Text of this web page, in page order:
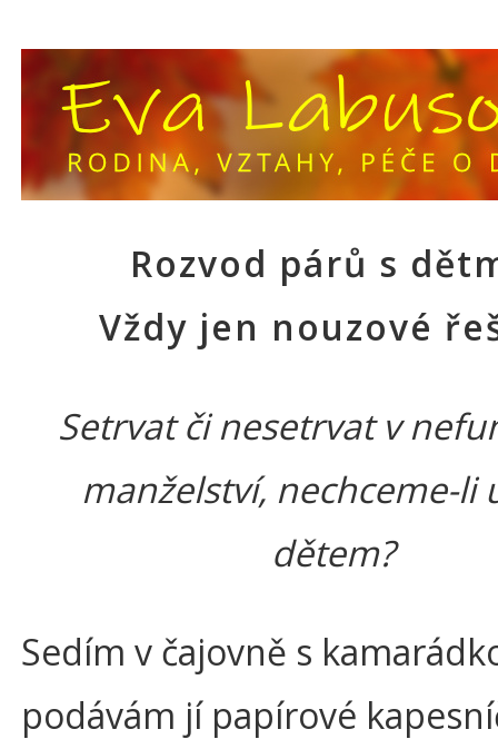
Rozvod párů s
Vždy jen nouzové
Setrvat či nesetrvat v
manželství, nechceme-li
dětem?
Sedím v čajovně s
podávám jí papírové